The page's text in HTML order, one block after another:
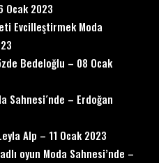
Ocak 2023
Evcilleştirmek Moda
Bedeloğlu – 08 Ocak
Sahnesi´nde – Erdoğan
Alp – 11 Ocak 2023
oyun Moda Sahnesi’nde –